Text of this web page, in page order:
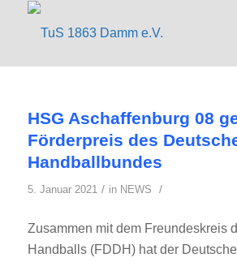
HSG Aschaffenburg 08
Förderpreis des
Handballbundes
5. Januar 2021 / in NEWS /
Zusammen mit dem Freundeskreis
Handballs (FDDH) hat der